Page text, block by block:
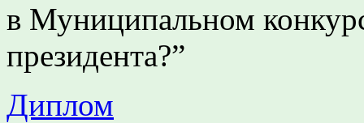
в Муниципальном
президента?”
Диплом